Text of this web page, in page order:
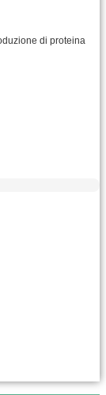
di proteina